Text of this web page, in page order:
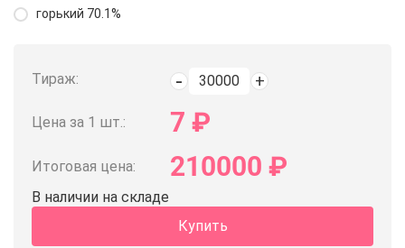
горький 70.1%
Тираж:
Цена за 1 шт.: 7 ₽
Итоговая цена: 210000 ₽
В наличии на складе
Купить